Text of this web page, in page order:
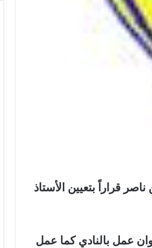
قراراً بتعيين الأستاذ
وان عمل بالنادي كما عمل